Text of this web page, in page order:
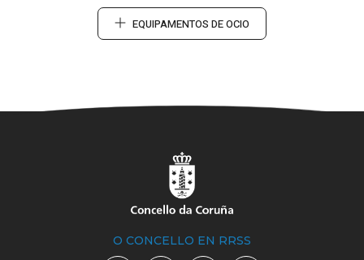
EQUIPAMENTOS DE OCIO
O CONCELLO EN RRSS